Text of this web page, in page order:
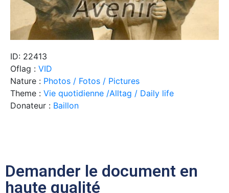
ID: 22413
Oflag : VID
Nature : Photos / Fotos / Pictures
Theme : Vie quotidienne /Alltag / Daily life
Donateur : Baillon
Demander le document en
haute qualité